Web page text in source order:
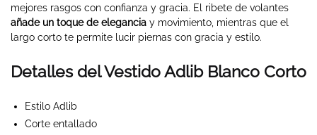
mejores rasgos con confianza y gracia. El ribete de volantes
añade un toque de elegancia y movimiento, mientras que el
largo corto te permite lucir piernas con gracia y estilo.
Detalles del Vestido Adlib Blanco Corto
Estilo Adlib
Corte entallado